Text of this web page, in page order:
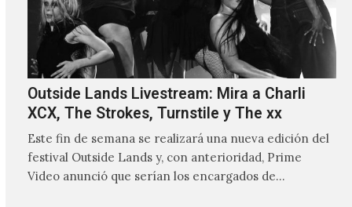
Outside Lands Livestream: Mira a Charli
XCX, The Strokes, Turnstile y The xx
Este fin de semana se realizará una nueva edición del
festival Outside Lands y, con anterioridad, Prime
Video anunció que serían los encargados de